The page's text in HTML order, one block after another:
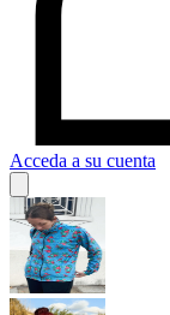
Acceda a su cuenta